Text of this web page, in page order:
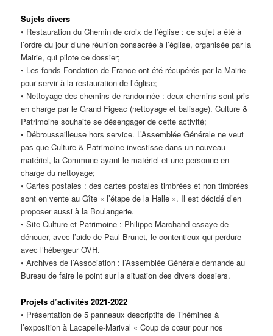
Sujets divers
• Restauration du Chemin de croix de l’église : ce sujet a été à
l’ordre du jour d’une réunion consacrée à l’église, organisée par la
Mairie, qui pilote ce dossier;
• Les fonds Fondation de France ont été récupérés par la Mairie
pour servir à la restauration de l’église;
• Nettoyage des chemins de randonnée : deux chemins sont pris
en charge par le Grand Figeac (nettoyage et balisage). Culture &
Patrimoine souhaite se désengager de cette activité;
• Débroussailleuse hors service. L’Assemblée Générale ne veut
pas que Culture & Patrimoine investisse dans un nouveau
matériel, la Commune ayant le matériel et une personne en
charge du nettoyage;
• Cartes postales : des cartes postales timbrées et non timbrées
sont en vente au Gîte « l’étape de la Halle ». Il est décidé d’en
proposer aussi à la Boulangerie.
• Site Culture et Patrimoine : Philippe Marchand essaye de
dénouer, avec l’aide de Paul Brunet, le contentieux qui perdure
avec l’hébergeur OVH.
• Archives de l’Association : l’Assemblée Générale demande au
Bureau de faire le point sur la situation des divers dossiers.
Projets d’activités 2021-2022
• Présentation de 5 panneaux descriptifs de Thémines à
l’exposition à Lacapelle-Marival « Coup de cœur pour nos